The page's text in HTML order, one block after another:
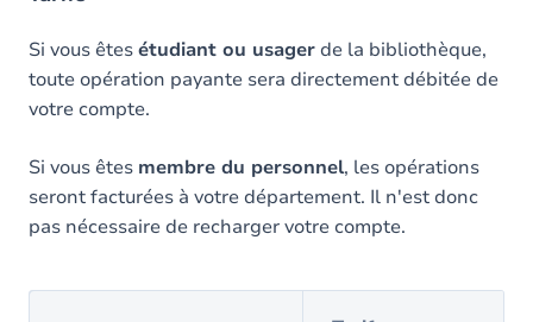
Si vous êtesétudiant ou usagerde la bibliothèque,
toute opération payante sera directement débitée de
votre compte.
Si vous êtes membre du personnel, les opérations
seront facturées à votre département. Il n'est donc
pas nécessaire de recharger votre compte.